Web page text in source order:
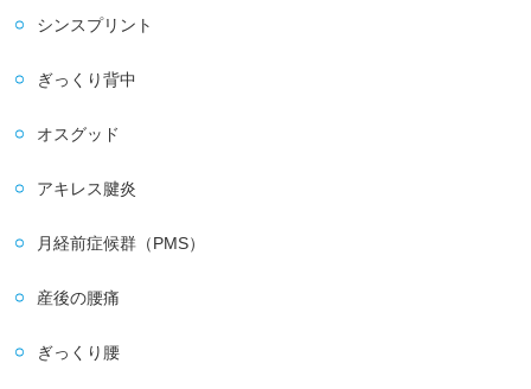
シンスプリント
ぎっくり背中
オスグッド
アキレス腱炎
月経前症候群（PMS）
産後の腰痛
ぎっくり腰